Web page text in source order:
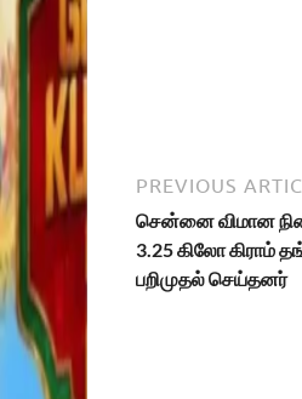
PREVIOUS
சென்னை விமான
3.25 கிலோ கிராம்
பறிமுதல் செய்தனர்